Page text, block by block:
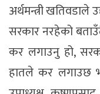
अर्थमन्त्री खतिवडाले
सरकार नरहेको
कर लगाउनु हो,
हातले कर लगाउछ